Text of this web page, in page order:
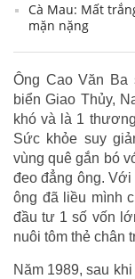
Cà Mau: Mất
mặn nặng
Ông Cao Văn
biển Giao Thủy,
khó và là 1
Sức khỏe suy
vùng quê gắn bó
đeo đẳng ông. Với
ông đã liều mình
đầu tư 1 số vốn
nuôi tôm thẻ chân
Năm 1989, sau